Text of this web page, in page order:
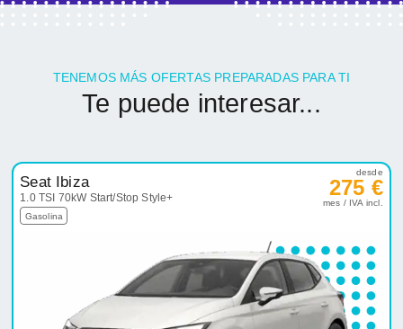
TENEMOS MÁS OFERTAS PREPARADAS PARA TI
Te puede interesar...
Seat Ibiza
1.0 TSI 70kW Start/Stop Style+
Gasolina
desde
275 €
mes / IVA incl.